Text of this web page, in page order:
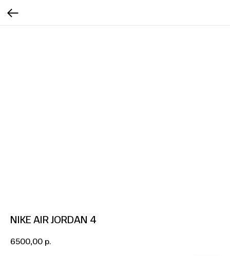
NIKE AIR JORDAN 4
6500,00 р.